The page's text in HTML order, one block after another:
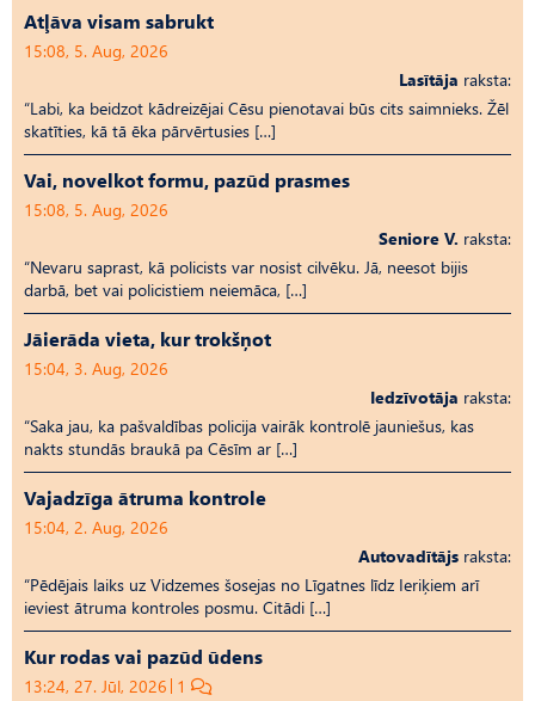
Atļāva visam sabrukt
15:08, 5. Aug, 2026
Lasītāja raksta:
“Labi, ka beidzot kādreizējai Cēsu pienotavai būs cits saimnieks. Žēl
skatīties, kā tā ēka pārvērtusies […]
Vai, novelkot formu, pazūd prasmes
15:08, 5. Aug, 2026
Seniore V. raksta:
“Nevaru saprast, kā policists var nosist cilvēku. Jā, neesot bijis
darbā, bet vai policistiem neiemāca, […]
Jāierāda vieta, kur trokšņot
15:04, 3. Aug, 2026
Iedzīvotāja raksta:
“Saka jau, ka pašvaldības policija vairāk kontrolē jauniešus, kas
nakts stundās braukā pa Cēsīm ar […]
Vajadzīga ātruma kontrole
15:04, 2. Aug, 2026
Autovadītājs raksta:
“Pēdējais laiks uz Vid­ze­mes šosejas no Līgatnes līdz Ieriķiem arī
ieviest ātruma kontroles posmu. Citādi […]
Kur rodas vai pazūd ūdens
13:24, 27. Jūl, 2026 1